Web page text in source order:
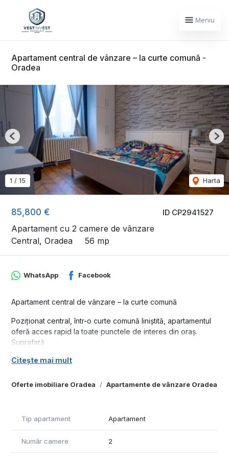
Meniu
Apartament central de vânzare – la curte comună -
Oradea
ID CP2941527
85,800 €
Apartament cu 2 camere de vânzare
Central, Oradea
56 mp
1 / 15 Harta
Previous
Oferte imobiliare Oradea Apartamente de vânzare Oradea
WhatsApp Facebook
Apartament central de vânzare – la curte comună
Poziționat central, într-o curte comună liniștită, apartamentul
oferă acces rapid la toate punctele de interes din oraș.
Suprafață
• Subsol aferent: 36 mp (înscris în acte ca spațiu comercial)
Compartimentare
• Bucătărie
• Baie
Acesta se vinde mobilat si utilat
Citește mai mult
Tip apartament Apartament
Număr camere 2